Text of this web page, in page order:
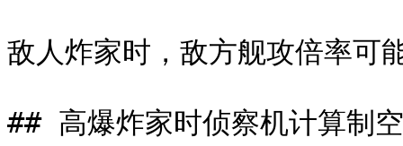
敌人炸家时，敌方舰攻倍
## 高爆炸家时侦察机计算制空